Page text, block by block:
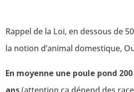
Rappel de la Loi, en dessous de
la notion d’animal domestique,
En moyenne une poule pond